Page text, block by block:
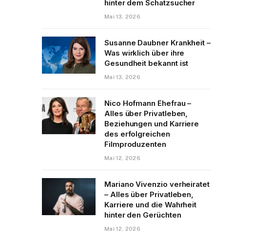
hinter dem Schatzsucher
Mai 13, 2026
Susanne Daubner Krankheit –
Was wirklich über ihre
Gesundheit bekannt ist
Mai 13, 2026
Nico Hofmann Ehefrau –
Alles über Privatleben,
Beziehungen und Karriere
des erfolgreichen
Filmproduzenten
Mai 12, 2026
Mariano Vivenzio verheiratet
– Alles über Privatleben,
Karriere und die Wahrheit
hinter den Gerüchten
Mai 12, 2026